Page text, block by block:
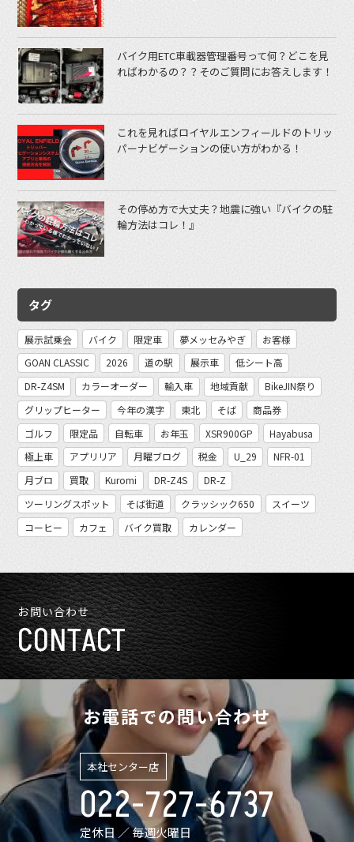
バイク用ETC車載器管理番号って何？どこを見
ればわかるの？？そのご質問にお答えします！
これを見ればロイヤルエンフィールドのトリッ
パーナビゲーションの使い方がわかる！
その停め方で大丈夫？地震に強い『バイクの駐
輪方法はコレ！』
タグ
展示試乗会 バイク 限定車 夢メッセみやぎ
お客様
GOAN CLASSIC
2026 道の駅 展示車
低シート高
DR-Z4SM
カラーオーダー 輸入車 地域貢献
BikeJIN祭り
グリップヒーター
今年の漢字 東北 そば
商品券
ゴルフ
限定品 自転車 お年玉 XSR900GP
Hayabusa
極上車
アプリリア 月曜ブログ 税金 U_29
NFR-01
月ブロ
買取 Kuromi DR-Z4S
DR-Z
ツーリングスポット
そば街道 クラッシック650
スイーツ
コーヒー
カフェ バイク買取 カレンダー
お問い合わせ
CONTACT
お電話での問い合わせ
本社センター店
022-727-6737
定休日 ／ 毎週火曜日